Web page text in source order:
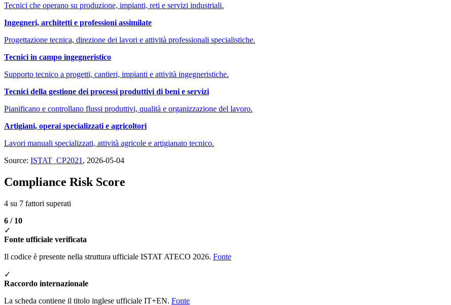
Tecnici che operano su produzione, impianti, reti e servizi industriali.
Ingegneri, architetti e professioni assimilate
Progettazione tecnica, direzione dei lavori e attività professionali specialistiche.
Tecnici in campo ingegneristico
Supporto tecnico a progetti, cantieri, impianti e attività ingegneristiche.
Tecnici della gestione dei processi produttivi di beni e servizi
Pianificano e controllano flussi produttivi, qualità e organizzazione del lavoro.
Artigiani, operai specializzati e agricoltori
Lavori manuali specializzati, attività agricole e artigianato tecnico.
Source: ISTAT_CP2021 , 2026-05-04
Compliance Risk Score
4 su 7 fattori superati
6 / 10
✓
Fonte ufficiale verificata
Il codice è presente nella struttura ufficiale ISTAT ATECO 2026. Fonte
✓
Raccordo internazionale
La scheda contiene il titolo inglese ufficiale IT+EN. Fonte